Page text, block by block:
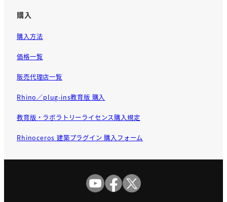
購入
購入方法
価格一覧
販売代理店一覧
Rhino／plug-ins教育版 購入
教育版・ラボラトリーライセンス購入規定
Rhinoceros 建築プラグイン 購入フォーム